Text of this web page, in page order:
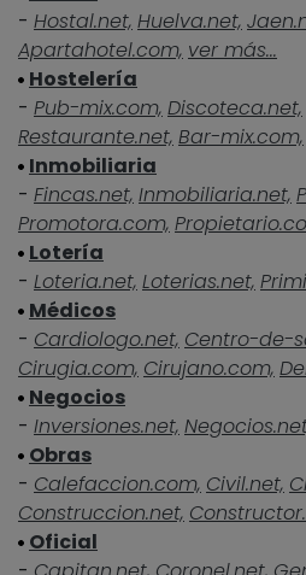
- Hostal.net, Huelva.net,
Apartahotel.com, ver más...
Hostelería
- Pub-mix.com, Discoteca.net,
Restaurante.net, Bar-mix.com,
Inmobiliaria
- Fincas.net, Inmobiliaria.net,
Promotora.com,
Lotería
- Loteria.net, Loterias.net,
Médicos
- Cardiologo.net, Centro-de-
Cirugia.com, Cirujano.com,
Negocios
- Inversiones.net,
Obras
- Calefaccion.com, Civil.net,
Construccion.net,
Oficial